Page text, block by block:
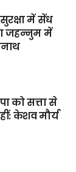
में सेंध
जहन्नुम में
को सत्ता से
केशव मौर्य